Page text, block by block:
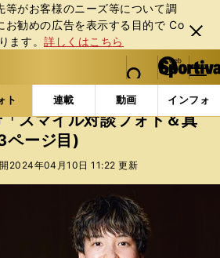
等がお客様のニーズ等について調
お勧めの広告を表⽰する⽬的で Co
ます。詳しくはこちら
閉じ
る
web Sportiva (webスポルティーバ)
検索
マイペ
ー
ジ
メニュ
ト 連載 動画 インフォ
スポーツビーナスギャラリー 町
スマイル対談フォト＆真
ページ目)
2024年04月10日 11:22 更新